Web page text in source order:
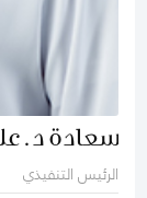
سعادة د.
الرئيس التنفيذي